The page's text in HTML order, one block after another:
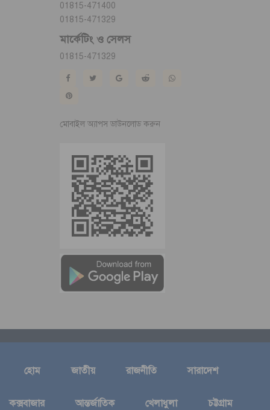
01815-471400
01815-471329
মার্কেটিং ও সেলস
01815-471329
মোবাইল অ্যাপস ডাউনলোড করুন
হোম জাতীয় রাজনীতি সারাদেশ
কক্সবাজার আন্তর্জাতিক খেলাধুলা চট্টগ্রাম